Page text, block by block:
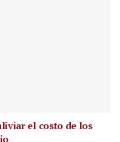
el costo de los